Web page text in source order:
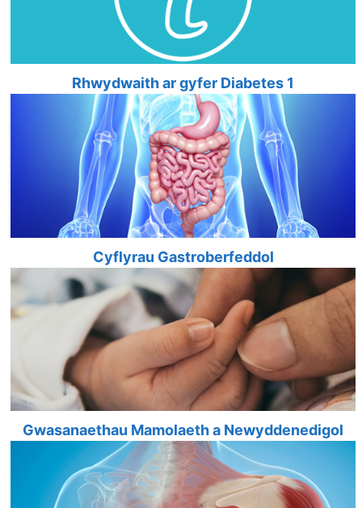
Rhwydwaith ar gyfer Diabetes 1
Cyflyrau Gastroberfeddol
Gwasanaethau Mamolaeth a Newyddenedigol